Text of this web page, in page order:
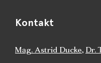
Kontakt
Mag. Astrid Ducke, Dr.